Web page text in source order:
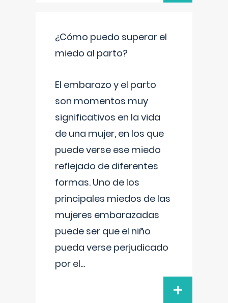
¿Cómo puedo superar el
miedo al parto?
El embarazo y el parto
son momentos muy
significativos en la vida
de una mujer, en los que
puede verse ese miedo
reflejado de diferentes
formas. Uno de los
principales miedos de las
mujeres embarazadas
puede ser que el niño
pueda verse perjudicado
por el...
+